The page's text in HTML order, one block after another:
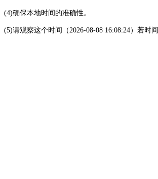
(4)确保本地时间的准确性。
(5)请观察这个时间（2026-08-08 16:08:24）若时